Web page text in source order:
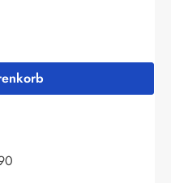
gewünschten